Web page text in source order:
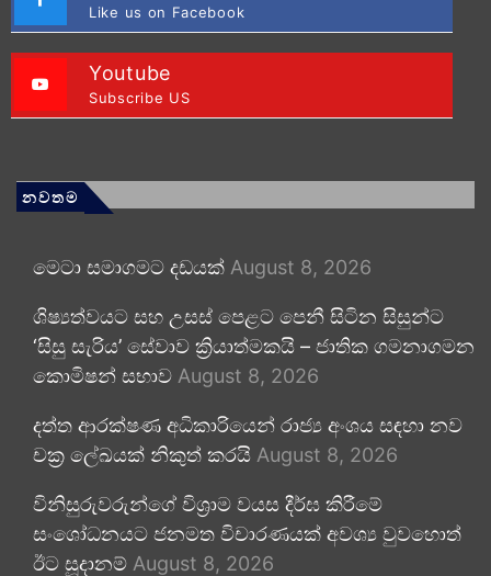
Like us on Facebook
Youtube
Subscribe US
නවතම
මෙටා සමාගමට දඩයක් August 8, 2026
ශිෂ්‍යත්වයට සහ උසස් පෙළට පෙනී සිටින සිසුන්ට
‘සිසු සැරිය’ සේවාව ක්‍රියාත්මකයි – ජාතික ගමනාගමන
කොමිෂන් සභාව August 8, 2026
දත්ත ආරක්ෂණ අධිකාරියෙන් රාජ්‍ය අංශය සඳහා නව
චක්‍ර ලේඛයක් නිකුත් කරයි August 8, 2026
විනිසුරුවරුන්ගේ විශ්‍රාම වයස දීර්ඝ කිරීමේ
සංශෝධනයට ජනමත විචාරණයක් අවශ්‍ය වුවහොත්
ඊට සූදානම් August 8, 2026